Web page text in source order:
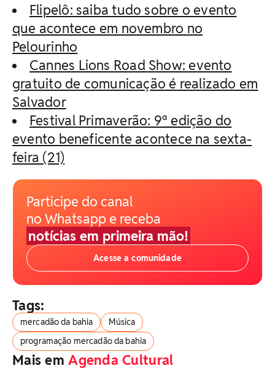
Flipelô: saiba tudo sobre o evento
que acontece em novembro no
Pelourinho
Cannes Lions Road Show: evento
gratuito de comunicação é realizado em
Salvador
Festival Primaverão: 9ª edição do
evento beneficente acontece na sexta-
feira (21)
Participe do canal
no Whatsapp e receba
notícias em primeira mão!
Acesse a comunidade
Tags:
mercadão da bahia
Música
programação mercadão da bahia
Mais emAgenda Cultural